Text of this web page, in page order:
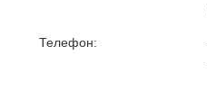
Телефон: